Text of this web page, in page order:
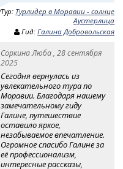
Тур: Турлидер в Моравии - солнце
Аустерлица
Гид:Галина Добровольская
Соркина Люба , 28 сентября
2025
Сегодня вернулась из
увлекательного тура по
Моравии. Благодаря нашему
замечательному гиду
Галине, путешествие
оставило яркое,
незабываемое впечатление.
Огромное спасибо Галине за
её профессионализм,
интересные рассказы,